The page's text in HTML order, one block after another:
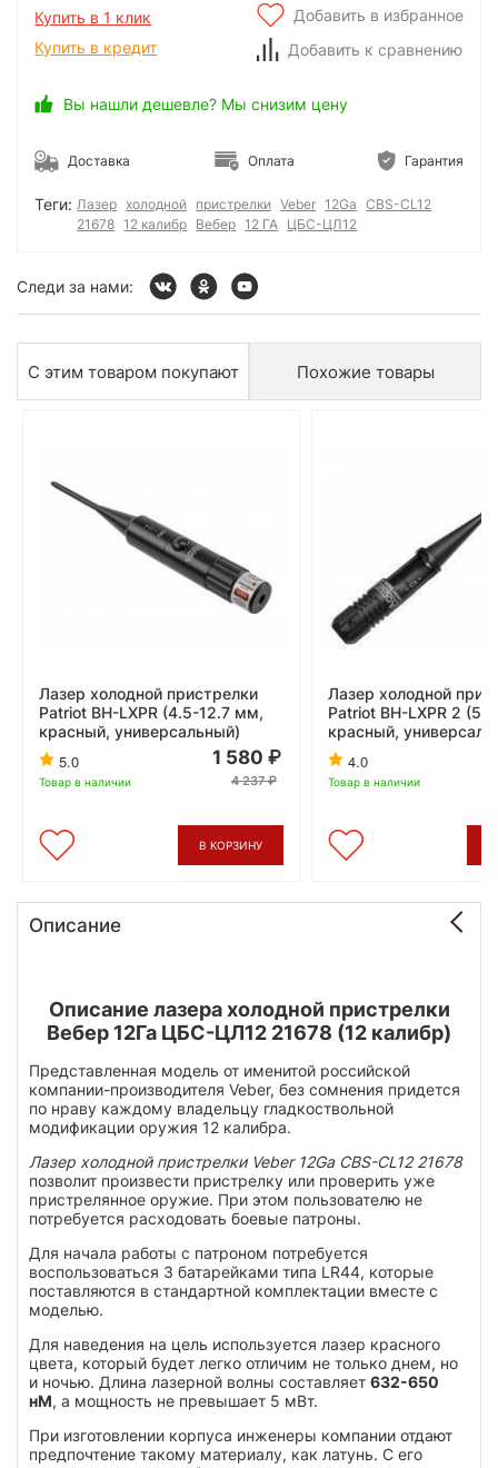
Купить в 1 клик
Купить в кредит
Добавить в избранное
Добавить к сравнению
Вы нашли дешевле? Мы снизим цену
Доставка Оплата Гарантия
Теги: Лазер холодной пристрелки Veber 12Ga
CBS-CL12
21678 12 калибр Вебер 12 ГА ЦБС-ЦЛ12
Следи за нами:
С этим товаром покупают Похожие товары
Лазер холодной пристрелки
Patriot BH-LXPR (4.5-12.7 мм,
красный, универсальный)
5.0
Товар в наличии
1 580
4 237
В КОРЗИНУ
Лазер холодной
Patriot BH-LXPR 2
красный,
4.0
Товар в наличии
Описание
Описание лазера холодной пристрелки
Вебер 12Га ЦБС-ЦЛ12 21678 (12 калибр)
Представленная модель от именитой российской
компании-производителя Veber, без сомнения придется
по нраву каждому владельцу гладкоствольной
модификации оружия 12 калибра.
Лазер холодной пристрелки Veber 12Ga CBS-CL12 21678
позволит произвести пристрелку или проверить уже
пристрелянное оружие. При этом пользователю не
потребуется расходовать боевые патроны.
Для начала работы с патроном потребуется
воспользоваться 3 батарейками типа LR44, которые
поставляются в стандартной комплектации вместе с
моделью.
Для наведения на цель используется лазер красного
цвета, который будет легко отличим не только днем, но
и ночью. Длина лазерной волны составляет 632-650
нМ, а мощность не превышает 5 мВт.
При изготовлении корпуса инженеры компании отдают
предпочтение такому материалу, как латунь. С его